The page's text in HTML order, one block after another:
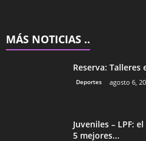
MÁS NOTICIAS ..
Reserva:
Deportes agosto 6,
Juveniles – LPF:
5 mejores...